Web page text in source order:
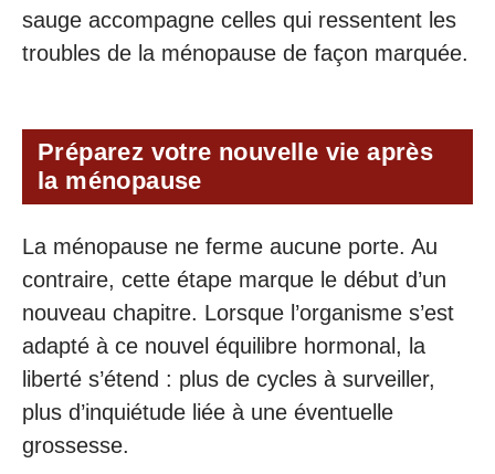
sauge accompagne celles qui ressentent les
troubles de la ménopause de façon marquée.
Préparez votre nouvelle vie après
la ménopause
La ménopause ne ferme aucune porte. Au
contraire, cette étape marque le début d’un
nouveau chapitre. Lorsque l’organisme s’est
adapté à ce nouvel équilibre hormonal, la
liberté s’étend : plus de cycles à surveiller,
plus d’inquiétude liée à une éventuelle
grossesse.